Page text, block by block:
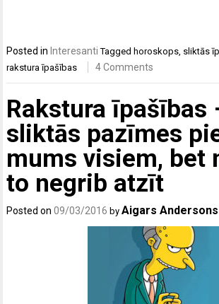
Posted in Interesanti Taggedhoroskops sliktās
rakstura īpašības
4 Comments
Rakstura īpašības
sliktās pazīmes
mums visiem, bet
to negrib atzīt
Posted on09/03/2016 byAigars Andersons